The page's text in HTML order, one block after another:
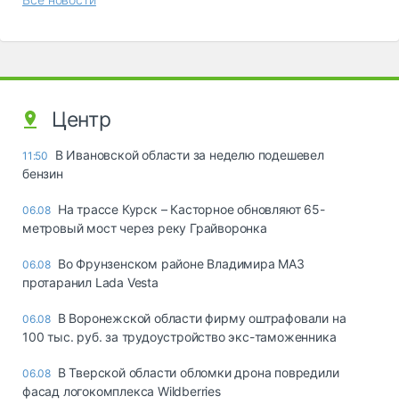
Центр
11:50
В Ивановской области за неделю подешевел
бензин
06.08 На трассе Курск – Касторное обновляют 65-
метровый мост через реку Грайворонка
06.08 Во Фрунзенском районе Владимира МАЗ
протаранил Lada Vesta
06.08 В Воронежской области фирму оштрафовали на
100 тыс. руб. за трудоустройство экс-таможенника
06.08 В Тверской области обломки дрона повредили
фасад логокомплекса Wildberries